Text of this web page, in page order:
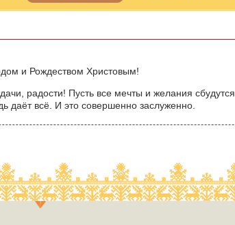
и Рождеством Христовым!
радости! Пусть все мечты и желания
даёт всё. И это совершенно заслуженно.